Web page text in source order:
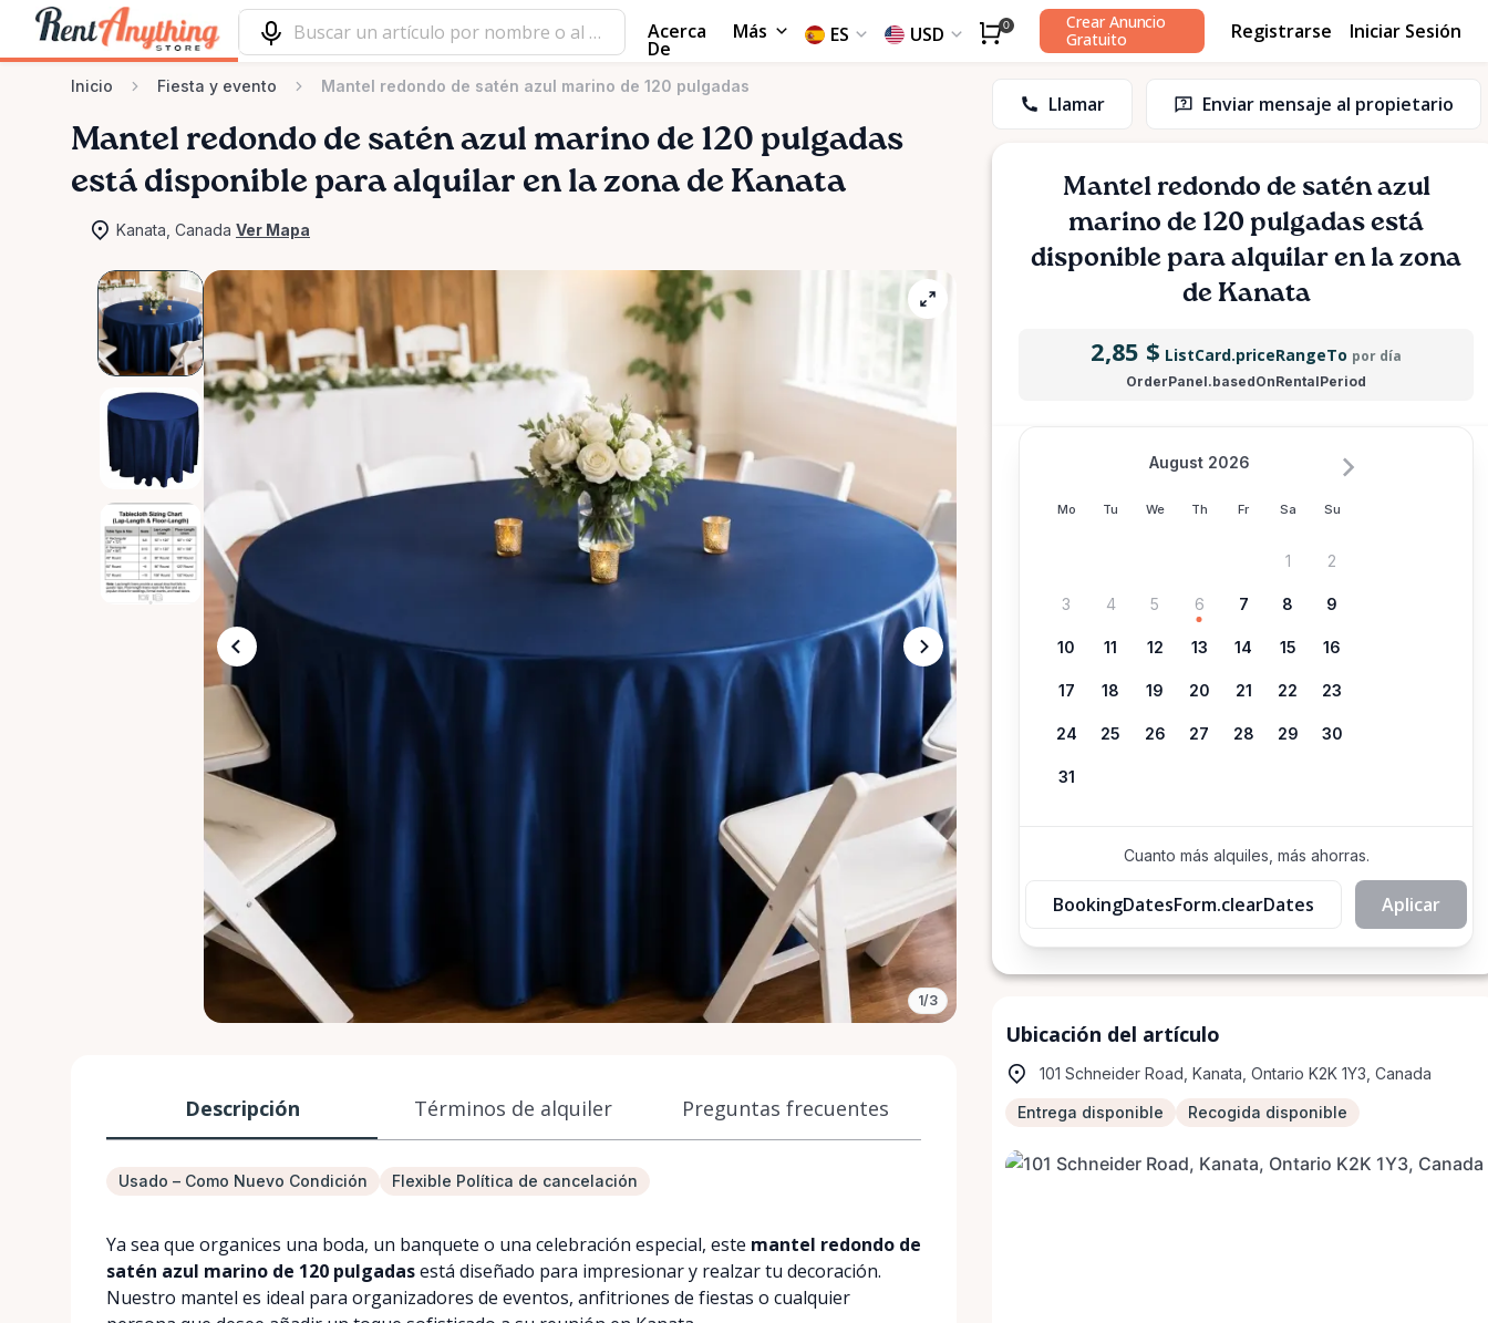
Acerca
De
Más ES USD 0
Crear Anuncio
Gratuito
Registrarse Iniciar Sesión
Inicio Fiesta y evento Mantel redondo de satén azul marino de 120 pulgadas
Mantel redondo de satén azul marino de 120 pulgadas
está disponible para alquilar en la zona de Kanata
Kanata, Canada Ver Mapa
1/3
Descripción Términos de alquiler Preguntas frecuentes
Usado – Como Nuevo Condición Flexible Política de cancelación
Ya sea que organices una boda, un banquete o una celebración especial, este mantel redondo de
satén azul marino de 120 pulgadasestá diseñado para impresionar y realzar tu decoración.
Nuestro mantel es ideal para organizadores de eventos, anfitriones de fiestas o cualquier
Llamar Enviar mensaje al propietario
Mantel redondo de satén azul
marino de 120 pulgadas está
disponible para alquilar en la zona
de Kanata
2,85 $ ListCard.priceRangeTo por día
OrderPanel.basedOnRentalPeriod
Mo Tu We Th Fr Sa Su
August 2026
1 2
3 4 5 6 7 8 9
10 11 12 13 14 15 16
17 18 19 20 21 22 23
24 25 26 27 28 29 30
31
Cuanto más alquiles, más ahorras.
BookingDatesForm.clearDates Aplicar
Ubicación del artículo
101 Schneider Road, Kanata, Ontario K2K 1Y3, Canada
Entrega disponible Recogida disponible